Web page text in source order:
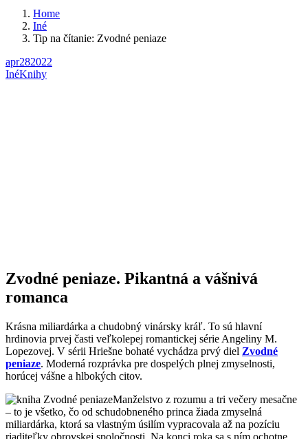
Home
Iné
Tip na čítanie: Zvodné peniaze
apr282022
InéKnihy
Zvodné peniaze. Pikantná a vášnivá
romanca
Krásna miliardárka a chudobný vinársky kráľ. To sú hlavní
hrdinovia prvej časti veľkolepej romantickej série Angeliny M.
Lopezovej. V sérii Hriešne bohaté vychádza prvý diel Zvodné
peniaze. Moderná rozprávka pre dospelých plnej zmyselnosti,
horúcej vášne a hlbokých citov.
Manželstvo z rozumu a tri večery mesačne
– to je všetko, čo od schudobneného princa žiada zmyselná
miliardárka, ktorá sa vlastným úsilím vypracovala až na pozíciu
riaditeľky obrovskej spoločnosti. Na konci roka sa s ním ochotne